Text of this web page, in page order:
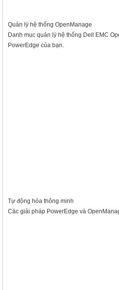
Quản lý hệ thống OpenManage
Danh mục quản lý hệ thống Dell EMC
PowerEdge của bạn.
Tự động hóa thông minh
Các giải pháp PowerEdge và